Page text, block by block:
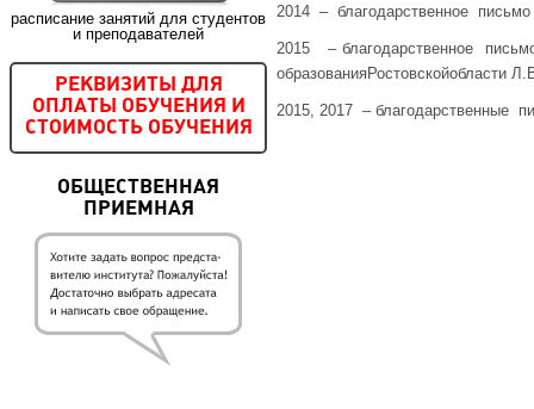
расписание занятий для студентов
и преподавателей
РЕКВИЗИТЫ ДЛЯ
ОПЛАТЫ ОБУЧЕНИЯ И
СТОИМОСТЬ ОБУЧЕНИЯ
ОБЩЕСТВЕННАЯ
ПРИЕМНАЯ
2014 – благодарственное
2015 – благодарственное
образованияРостовскойобласти
2015, 2017 – благодарственные